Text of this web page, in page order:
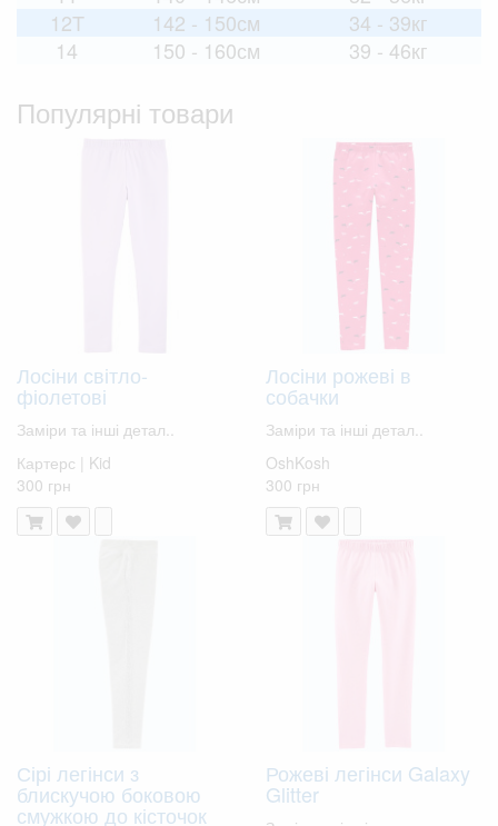
12T
142 - 150см
34 - 39кг
14
150 - 160см 39 - 46кг
Популярні товари
Лосіни світло-
фіолетові
Заміри та інші детал..
Картерс | Kid
300 грн
Лосіни рожеві в
собачки
Заміри та інші детал..
OshKosh
300 грн
Сірі легінси з
блискучою боковою
смужкою до кісточок
Рожеві легінси Galaxy
Glitter